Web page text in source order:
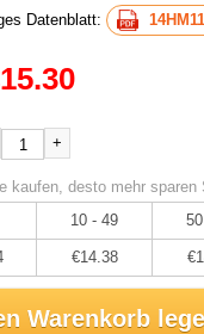
Datenblatt:
+
kaufen, desto mehr sparen
10 - 49
€14.38
Warenkorb